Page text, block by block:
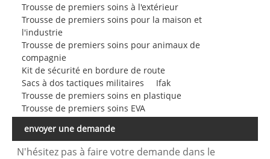
Trousse de premiers soins à l'extérieur
Trousse de premiers soins pour la maison et
l'industrie
Trousse de premiers soins pour animaux de
compagnie
Kit de sécurité en bordure de route
Sacs à dos tactiques militaires
Ifak
Trousse de premiers soins en plastique
Trousse de premiers soins EVA
envoyer une demande
N'hésitez pas à faire votre demande dans le